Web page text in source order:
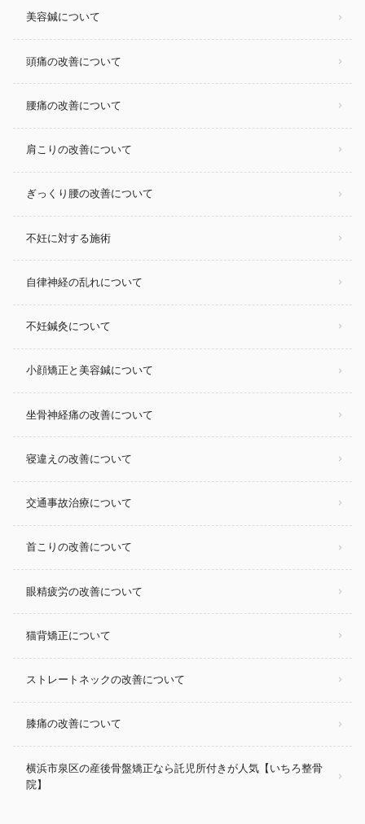
美容鍼について
頭痛の改善について
腰痛の改善について
肩こりの改善について
ぎっくり腰の改善について
不妊に対する施術
自律神経の乱れについて
不妊鍼灸について
小顔矯正と美容鍼について
坐骨神経痛の改善について
寝違えの改善について
交通事故治療について
首こりの改善について
眼精疲労の改善について
猫背矯正について
ストレートネックの改善について
膝痛の改善について
横浜市泉区の産後骨盤矯正なら託児所付きが人気【いちろ整骨
院】